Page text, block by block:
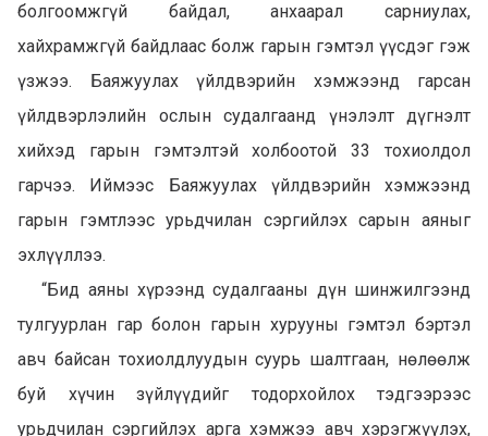
болгоомжгүй байдал, анхаарал сарниулах,
хайхрамжгүй байдлаас болж гарын гэмтэл үүсдэг гэж
үзжээ. Баяжуулах үйлдвэрийн хэмжээнд гарсан
үйлдвэрлэлийн ослын судалгаанд үнэлэлт дүгнэлт
хийхэд гарын гэмтэлтэй холбоотой 33 тохиолдол
гарчээ. Иймээс Баяжуулах үйлдвэрийн хэмжээнд
гарын гэмтлээс урьдчилан сэргийлэх сарын аяныг
эхлүүллээ.
“Бид аяны хүрээнд судалгааны дүн шинжилгээнд
тулгуурлан гар болон гарын хурууны гэмтэл бэртэл
авч байсан тохиолдлуудын суурь шалтгаан, нөлөөлж
буй хүчин зүйлүүдийг тодорхойлох тэдгээрээс
урьдчилан сэргийлэх арга хэмжээ авч хэрэгжүүлэх,